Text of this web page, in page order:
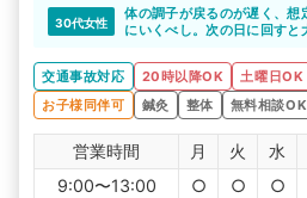
30代女性
体の調子が戻るのが遅く、
にいくべし。次の日に回すと
交通事故対応 20時以降OK 土曜日OK
お子様同伴可
鍼灸 整体 無料相談OK
営業時間 月 火 水
9:00〜13:00
○ ○ ○